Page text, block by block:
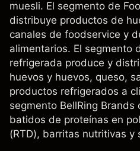
muesli. El segmento de
distribuye productos de
canales de foodservice y
alimentarios. El segmento
refrigerada produce y
huevos y huevos, queso,
productos refrigerados a
segmento BellRing
batidos de proteínas en
(RTD), barritas nutritivas y